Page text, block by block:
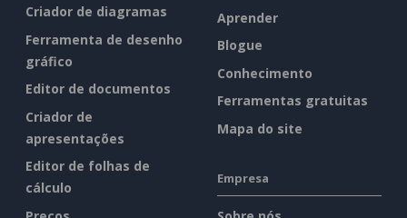
Criador de diagramas
Ferramenta de desenho
gráfico
Editor de documentos
Criador de
apresentações
Editor de folhas de
cálculo
Aprender
Blogue
Conhecimento
Ferramentas gratuitas
Mapa do site
Empresa